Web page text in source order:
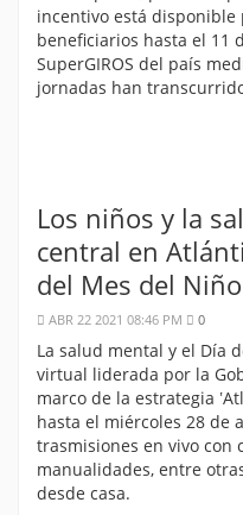
incentivo está disponible
beneficiarios hasta el 11
SuperGIROS del país
jornadas han
Los niños y la
central en
del Mes del Niño
ABR 22 2021 08:46 PM 0
La salud mental y el Día
virtual liderada por la
marco de la estrategia
hasta el miércoles 28 de
trasmisiones en vivo con
manualidades, entre
desde casa.